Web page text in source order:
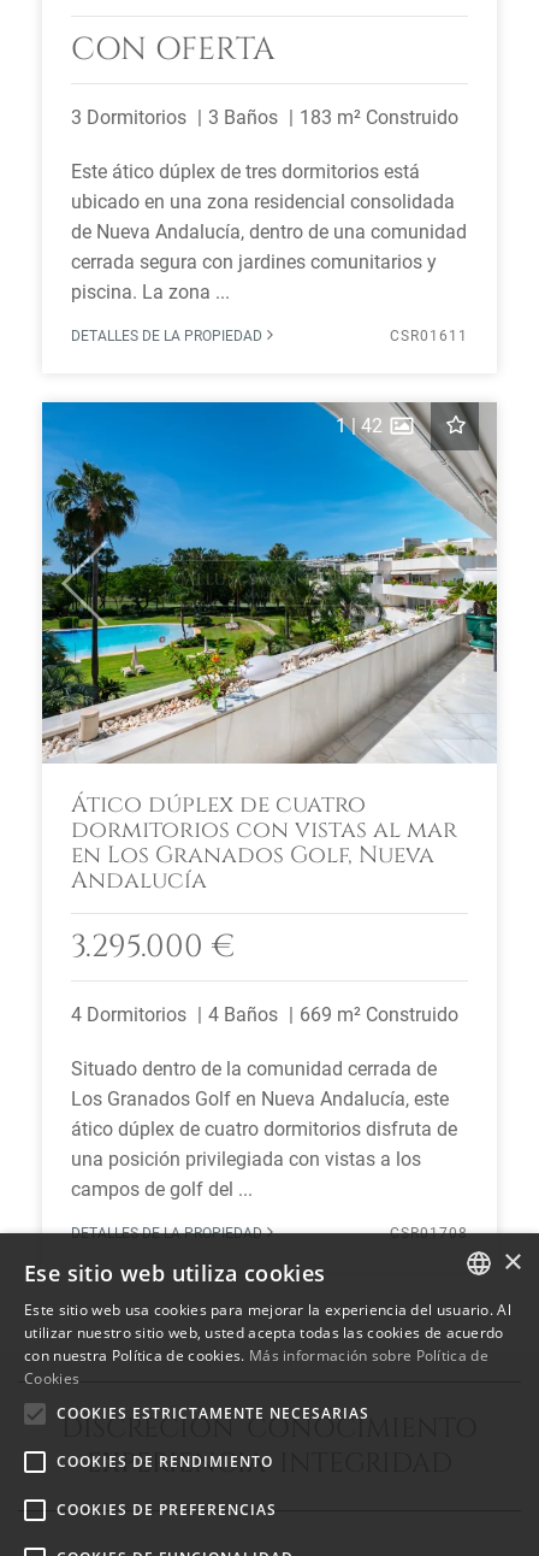
CON OFERTA
3 Dormitorios 3 Baños 183 m² Construido
Este ático dúplex de tres dormitorios está
ubicado en una zona residencial consolidada
de Nueva Andalucía, dentro de una comunidad
cerrada segura con jardines comunitarios y
piscina. La zona ...
DETALLES DE LA PROPIEDAD CSR01611
Previous Next
1|42
Ático dúplex de cuatro
dormitorios con vistas al mar
en Los Granados Golf, Nueva
Andalucía
3.295.000 €
4 Dormitorios 4 Baños 669 m² Construido
Situado dentro de la comunidad cerrada de
Los Granados Golf en Nueva Andalucía, este
ático dúplex de cuatro dormitorios disfruta de
una posición privilegiada con vistas a los
campos de golf del ...
DETALLES DE LA PROPIEDAD CSR01708
DISCRECIÓN CONOCIMIENTO
EXPERIENCIA INTEGRIDAD
ENGLISH
SPANISH
×
Ese sitio web utiliza cookies
Este sitio web usa cookies para mejorar la experiencia del usuario. Al
utilizar nuestro sitio web, usted acepta todas las cookies de acuerdo
con nuestra Política de cookies. Más información sobre Política de
Cookies
COOKIES ESTRICTAMENTE NECESARIAS
COOKIES DE RENDIMIENTO
COOKIES DE PREFERENCIAS